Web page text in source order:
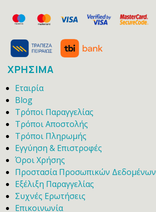
ΧΡΗΣΙΜΑ
Εταιρία
Blog
Τρόποι Παραγγελίας
Τρόποι Αποστολής
Τρόποι Πληρωμής
Εγγύηση & Επιστροφές
Όροι Χρήσης
Προστασία Προσωπικών Δεδομένων
Εξέλιξη Παραγγελίας
Συχνές Ερωτήσεις
Επικοινωνία